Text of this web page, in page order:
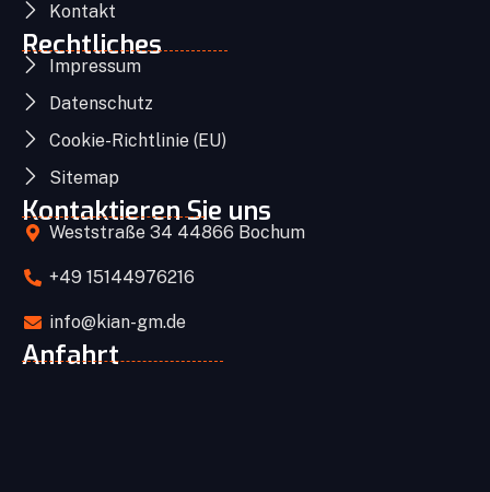
Kontakt
Rechtliches
Impressum
Datenschutz
Cookie-Richtlinie (EU)
Sitemap
Kontaktieren Sie uns
Weststraße 34 44866 Bochum
+49 15144976216
info@kian-gm.de
Anfahrt